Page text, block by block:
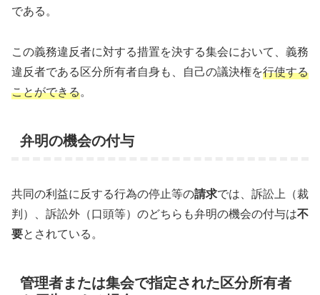
である。
この義務違反者に対する措置を決する集会において、義務
違反者である区分所有者自身も、自己の議決権を行使する
ことができる。
弁明の機会の付与
共同の利益に反する行為の停止等の請求では、訴訟上（裁
判）、訴訟外（口頭等）のどちらも弁明の機会の付与は不
要とされている。
管理者または集会で指定された区分所有者